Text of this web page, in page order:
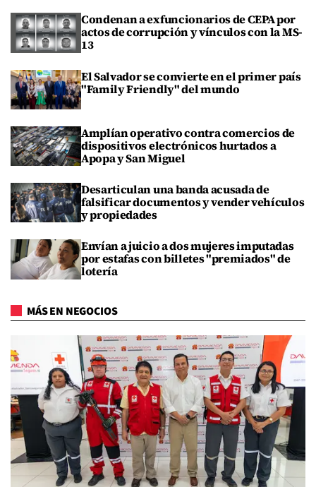
Condenan a exfuncionarios de CEPA por
actos de corrupción y vínculos con la MS-
13
El Salvador se convierte en el primer país
"Family Friendly" del mundo
Amplían operativo contra comercios de
dispositivos electrónicos hurtados a
Apopa y San Miguel
Desarticulan una banda acusada de
falsificar documentos y vender vehículos
y propiedades
Envían a juicio a dos mujeres imputadas
por estafas con billetes "premiados" de
lotería
MÁS EN NEGOCIOS